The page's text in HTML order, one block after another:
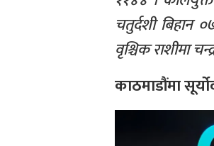
चतुर्दशी बिहान
वृश्चिक राशीमा
काठमाडौंमा